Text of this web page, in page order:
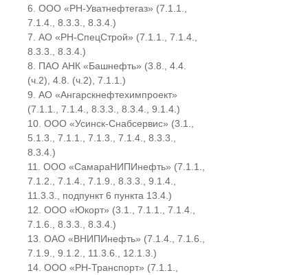
ООО «РН-Уватнефтегаз» (7.1.1.,
7.1.4., 8.3.3., 8.3.4.)
АО «РН-СпецСтрой» (7.1.1., 7.1.4.,
8.3.3., 8.3.4.)
ПАО АНК «Башнефть» (3.8., 4.4.
(ч.2), 4.8. (ч.2), 7.1.1.)
АО «Ангарскнефтехимпроект»
(7.1.1., 7.1.4., 8.3.3., 8.3.4., 9.1.4.)
ООО «Усинск-Снабсервис» (3.1.,
5.1.3., 7.1.1., 7.1.3., 7.1.4., 8.3.3.,
8.3.4.)
ООО «СамараНИПИнефть» (7.1.1.,
7.1.2., 7.1.4., 7.1.9., 8.3.3., 9.1.4.,
11.3.3., подпункт 6 пункта 13.4.)
ООО «Юкорт» (3.1., 7.1.1., 7.1.4.,
7.1.6., 8.3.3., 8.3.4.)
ОАО «ВНИПИнефть» (7.1.4., 7.1.6.,
7.1.9., 9.1.2., 11.3.6., 12.1.3.)
ООО «РН-Транспорт» (7.1.1.,